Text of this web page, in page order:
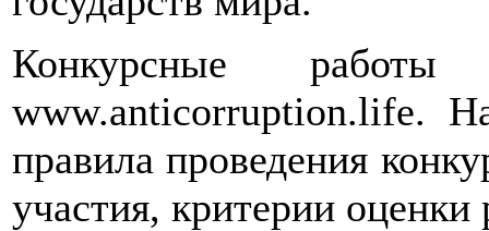
Конкурсные
www.anticorruption.life.
правила проведения
участия, критерии оценки